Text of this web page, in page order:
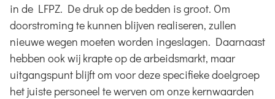
in de LFPZ. De druk op de bedden is groot. Om
doorstroming te kunnen blijven realiseren, zullen
nieuwe wegen moeten worden ingeslagen. Daarnaast
hebben ook wij krapte op de arbeidsmarkt, maar
uitgangspunt blijft om voor deze specifieke doelgroep
het juiste personeel te werven om onze kernwaarden